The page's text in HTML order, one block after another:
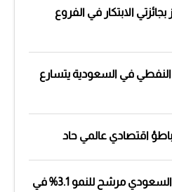
الابتكار في الفروع
في السعودية يتسارع
اقتصادي عالمي حاد
البنك الدولي: الاقتصاد السعودي مرشح للنمو 3.1% في